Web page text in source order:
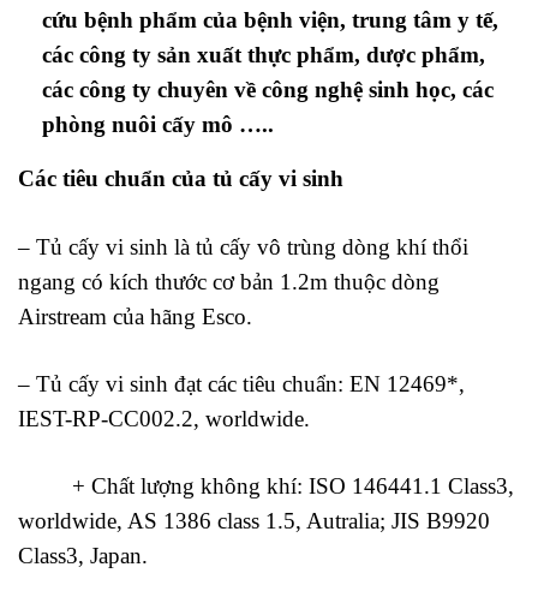
cứu bệnh phẩm của bệnh viện, trung tâm y tế,
các công ty sản xuất thực phẩm, dược phẩm,
các công ty chuyên về công nghệ sinh học, các
phòng nuôi cấy mô …..
Các tiêu chuẩn của tủ cấy vi sinh
– Tủ cấy vi sinh là tủ cấy vô trùng dòng khí thổi
ngang có kích thước cơ bản 1.2m thuộc dòng
Airstream của hãng Esco.
– Tủ cấy vi sinh đạt các tiêu chuẩn: EN 12469*,
IEST-RP-CC002.2, worldwide.
+ Chất lượng không khí: ISO 146441.1 Class3,
worldwide, AS 1386 class 1.5, Autralia; JIS B9920
Class3, Japan.